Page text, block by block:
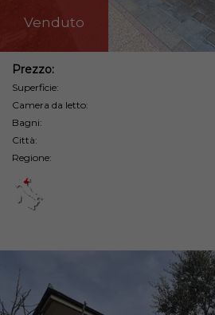
Venduto
Prezzo:
Superficie:
Camera da letto:
Bagni:
Città:
Regione: